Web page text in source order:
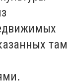
там